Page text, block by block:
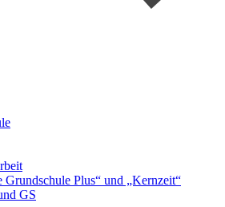
Grundschule Plus“ und „Kernzeit“
GS